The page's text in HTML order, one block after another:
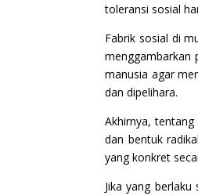
toleransi sosial
Fabrik sosial di
menggambarkan
manusia agar
dan dipelihara.
Akhirnya,
dan bentuk
yang konkret
Jika yang